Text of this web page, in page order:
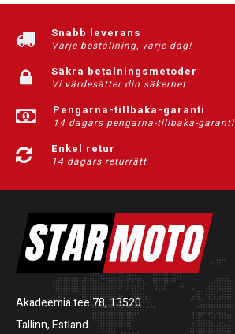
Snabb leverans
Varje beställning, varje dag!
Säkra betalningsmetoder
Vi värdesätter din säkerhet
Pengarna-tillbaka-garanti
14 dagars pengarna-tillbaka-garanti
Enkel retur
14 dagars returrätt
Akadeemia tee 78, 13520
Tallinn, Estland